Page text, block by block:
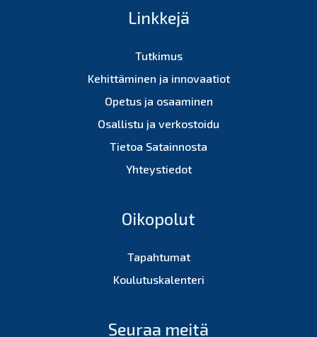
Linkkejä
Tutkimus
Kehittäminen ja innovaatiot
Opetus ja osaaminen
Osallistu ja verkostoidu
Tietoa Satainnosta
Yhteystiedot
Oikopolut
Tapahtumat
Koulutuskalenteri
Seuraa meitä